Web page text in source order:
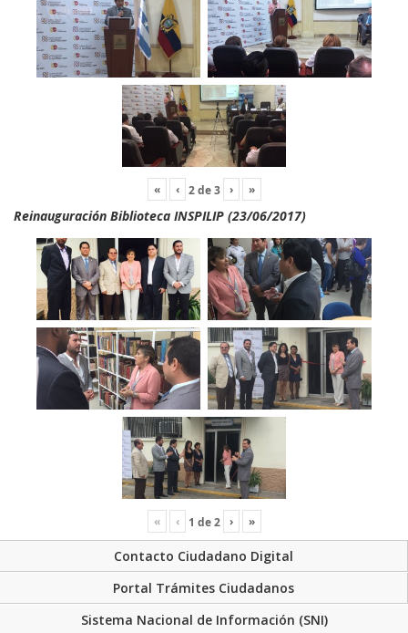
« ‹ 2de3 › »
Reinauguración Biblioteca INSPILIP (23/06/2017)
« ‹ 1 de2 › »
Contacto Ciudadano Digital
Portal Trámites Ciudadanos
Sistema Nacional de Información (SNI)